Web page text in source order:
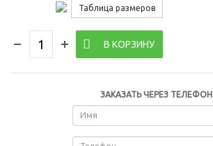
Таблица размеров
В КОРЗИНУ
ЗАКАЗАТЬ ЧЕРЕЗ ТЕЛЕФОН